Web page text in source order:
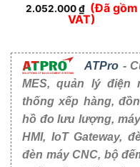
2.052.000₫ (Đã gồm
VAT)
ATPro -
MES, quản lý điện
thống xếp hàng,
hồ đo lưu lượng,
HMI, IoT Gateway,
đèn máy CNC, bộ